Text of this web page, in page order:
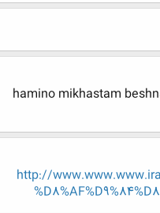
hamino mikhastam
http://